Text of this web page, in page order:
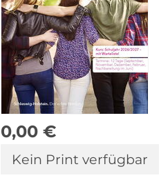
0,00 €
Kein Print verfügbar